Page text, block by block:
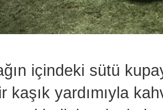
içindeki sütü
kaşık yardımıyla